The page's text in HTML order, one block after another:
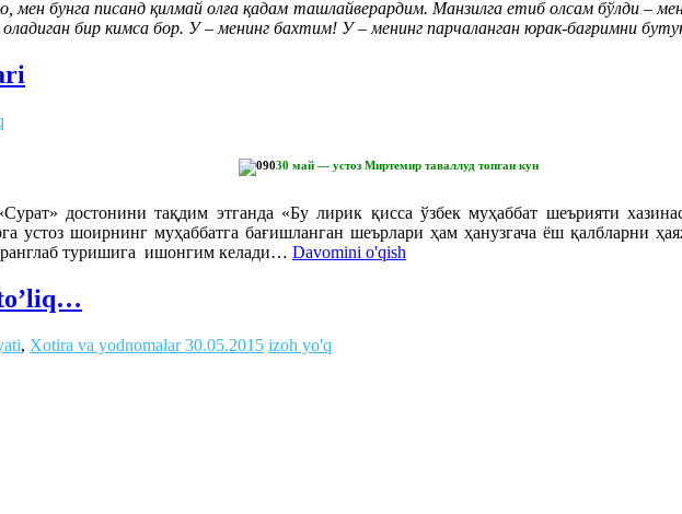
бунга писанд қилмай олға қадам ташлайверардим. Манзилга етиб олсам бўлди –
бир кимса бор. У – менинг бахтим! У – менинг парчаланган юрак-бағримни
30 май — устоз Миртемир таваллуд топган кун
достонини тақдим этганда «Бу лирик қисса ўзбек муҳаббат шеърияти
устоз шоирнинг муҳаббатга бағишланган шеърлари ҳам ҳанузгача ёш қалбларни
туришига ишонгим келади… Davomini o'qish
, Xotira va yodnomalar 30.05.2015 izoh yo'q